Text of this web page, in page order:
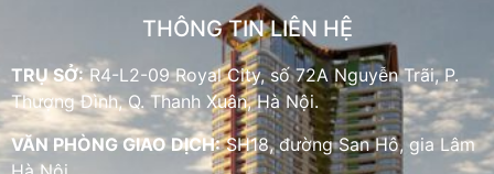
THÔNG TIN LIÊN HỆ
TRỤ SỞ:R4-L2-09 Royal City, số 72A Nguyễn Trãi, P.
Thượng Đình, Q. Thanh Xuân, Hà Nội.
VĂN PHÒNG GIAO DỊCH:SH18, đường San Hô, gia Lâm